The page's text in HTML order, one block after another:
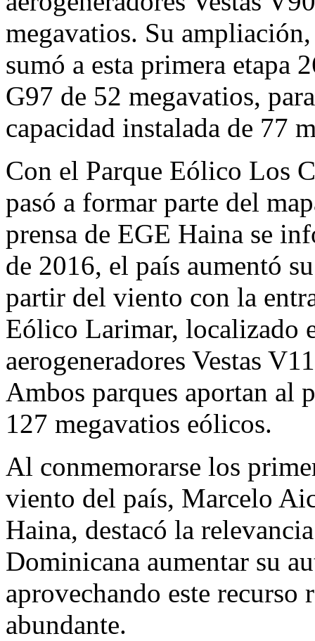
megavatios. Su
sumó a esta primera etapa
G97 de 52 megavatios,
capacidad instalada de 77
Con el Parque Eólico Los
pasó a formar parte del
prensa de EGE Haina se
de 2016, el país aumentó
partir del viento con la
Eólico Larimar, localizado
aerogeneradores Vestas
Ambos parques aportan al
127 megavatios eólicos.
Al conmemorarse los
viento del país, Marcelo
Haina, destacó la
Dominicana aumentar su
aprovechando este
abundante.